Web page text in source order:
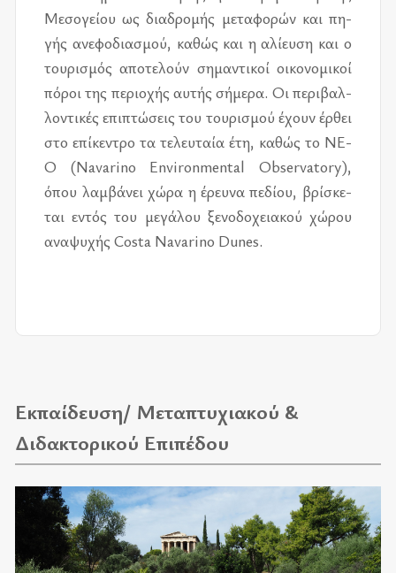
Μεσο­γεί­ου ως δια­δρο­μής με­τα­φο­ρών και πη­
γής ανε­φο­δια­σμού, κα­θώς και η αλί­ευ­ση και ο
του­ρι­σμός απο­τε­λούν ση­μα­ντι­κοί οι­κο­νο­μι­κοί
πό­ροι της πε­ριο­χής αυ­τής σή­με­ρα. Οι πε­ρι­βαλ­
λο­ντι­κές επι­πτώ­σεις του του­ρι­σμού έχουν έρ­θει
στο επί­κε­ντρο τα τε­λευ­ταία έτη, κα­θώς το ΝΕ­
Ο­ (Navarino Environmental Observatory),
όπου λαμ­βά­νει χώρα η έρευ­να πε­δί­ου, βρί­σκε­
ται εντός του με­γά­λου ξε­νο­δο­χεια­κού χώ­ρου
ανα­ψυ­χής Costa Navarino Dunes.
Εκπαίδευση/ Μεταπτυχιακού &
Διδακτορικού Επιπέδου